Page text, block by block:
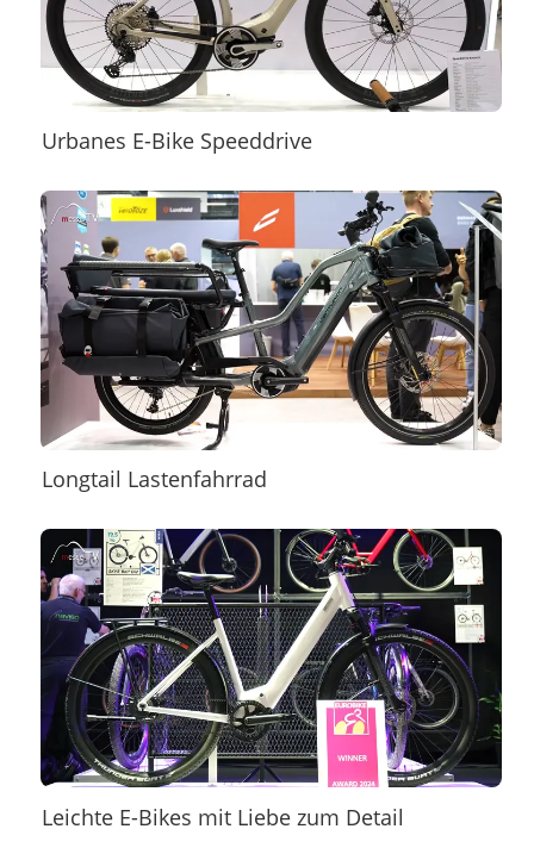
Urbanes E-Bike Speeddrive
Longtail Lastenfahrrad
Leichte E-Bikes mit Liebe zum Detail